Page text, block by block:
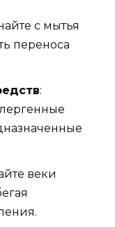
с мытья
переноса
:
веки